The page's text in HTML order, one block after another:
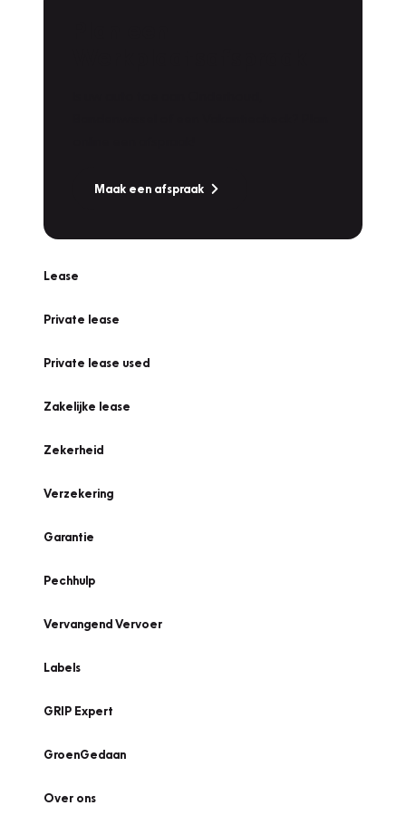
Maak een afspraak
Lease
Private lease
Private lease used
Zakelijke lease
Zekerheid
Verzekering
Garantie
Pechhulp
Vervangend Vervoer
Labels
GRIP Expert
GroenGedaan
Over ons